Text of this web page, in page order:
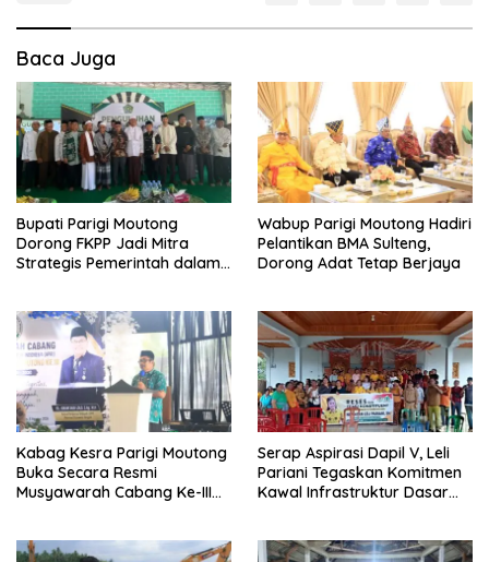
Baca Juga
Bupati Parigi Moutong
Dorong FKPP Jadi Mitra
Strategis Pemerintah dalam
Wabup Parigi Moutong Hadiri
Pelantikan BMA Sulteng,
Dorong Adat Tetap Berjaya
Kabag Kesra Parigi Moutong
Buka Secara Resmi
Musyawarah Cabang Ke-III
Serap Aspirasi Dapil V, Leli
Pariani Tegaskan Komitmen
Kawal Infrastruktur Dasar